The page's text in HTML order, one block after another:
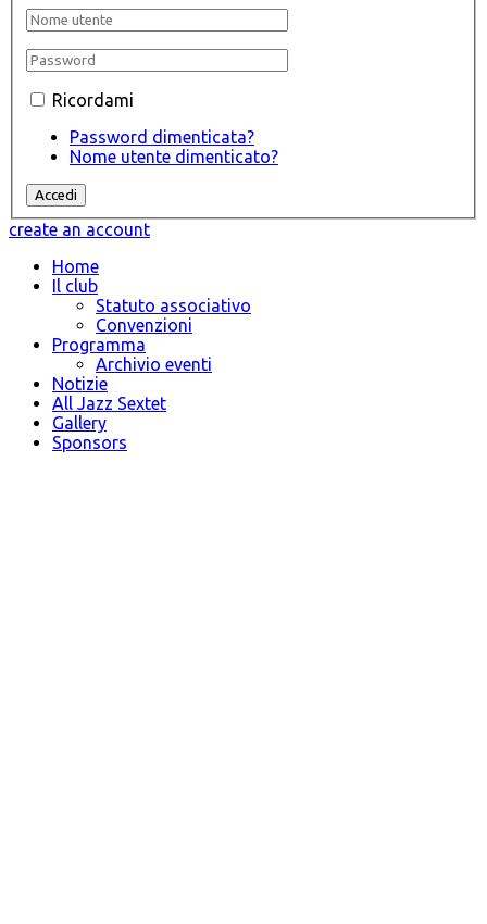
Ricordami
Password dimenticata?
Nome utente dimenticato?
create an account
Home
Il club
Statuto associativo
Convenzioni
Programma
Archivio eventi
Notizie
All Jazz Sextet
Gallery
Sponsors